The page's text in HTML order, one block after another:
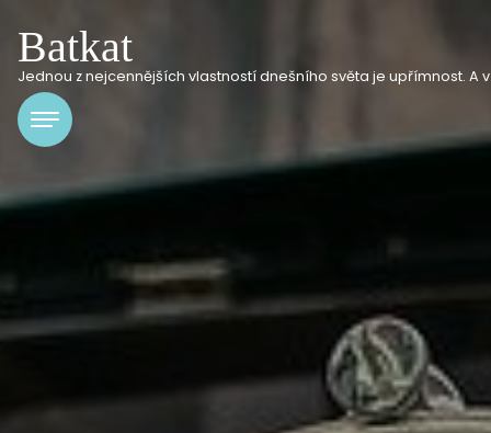
Batkat
Jednou z nejcennějších vlastností dnešního světa je upřímnost.